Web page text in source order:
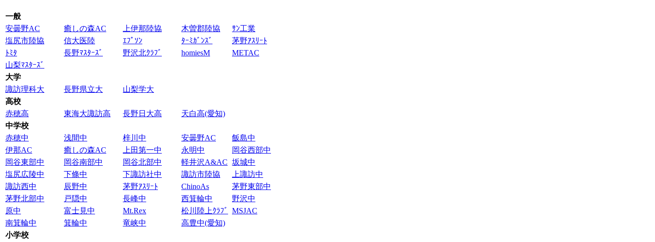
一般
安曇野AC
癒しの森AC 上伊那陸協 木曽郡陸協
ｻﾝ工業
塩尻市陸協
信大医陸 ｴﾌﾟｿﾝ ﾀｰﾐｶﾞﾝｽﾞ
茅野ｱｽﾘｰﾄ
ﾄﾐﾀ
長野ﾏｽﾀｰｽﾞ 野沢北ｸﾗﾌﾞ homiesM
METAC
山梨ﾏｽﾀｰｽﾞ
大学
諏訪理科大
長野県立大
山梨学大
高校
赤穂高
東海大諏訪高 長野日大高
天白高(愛知)
中学校
赤穂中
浅間中 梓川中 安曇野AC
飯島中
伊那AC
癒しの森AC 上田第一中 永明中
岡谷西部中
岡谷東部中
岡谷南部中 岡谷北部中 軽井沢A&AC 坂城中
塩尻広陵中
下條中 下諏訪社中 諏訪市陸協
上諏訪中
諏訪西中
辰野中 茅野ｱｽﾘｰﾄ ChinoAs
茅野東部中
茅野北部中
戸隠中 長峰中 西箕輪中
野沢中
原中
富士見中 Mt.Rex 松川陸上ｸﾗﾌﾞ
MSJAC
南箕輪中
箕輪中 竜峡中
高豊中(愛知)
小学校